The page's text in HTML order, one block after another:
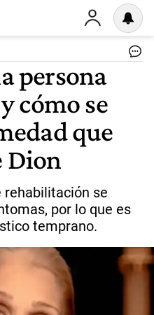
persona
cómo se
que
Dion
rehabilitación se
por lo que es
temprano.